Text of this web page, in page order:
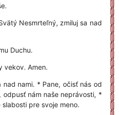
Nesmrteľný, zmiluj sa nad
Duchu.
vekov. Amen.
nad nami. * Pane, očisť nás od
odpusť nám naše neprávosti, *
pre svoje meno.